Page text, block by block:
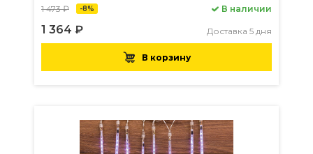
1 473 ₽ -8%
1 364 ₽
В наличии
Доставка 5 дня
В корзину